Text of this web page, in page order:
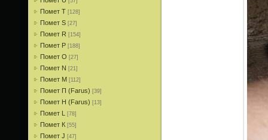
Помет T [128]
Помет S [27]
Помет R [154]
Помет P [188]
Помет О [27]
Помет N [21]
Помет M [112]
Помет П (Farus) [39]
Помет Н (Farus) [13]
Помет L [78]
Помет К [55]
Помет J [47]